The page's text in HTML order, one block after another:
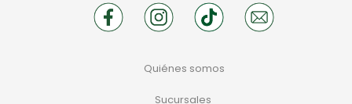
Quiénes somos
Sucursales